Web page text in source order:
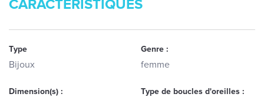
CARACTERISTIQUES
Type
Bijoux
Genre :
femme
Dimension(s) : Type de boucles d'oreilles :